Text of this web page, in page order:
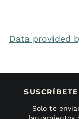
Data provided
Solo te